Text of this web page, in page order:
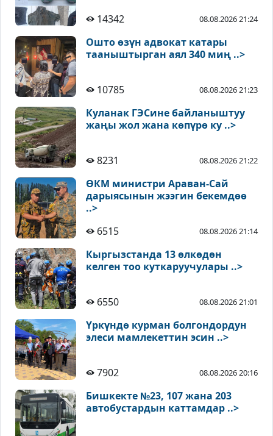
14342 08.08.2026 21:24
Ошто өзүн адвокат катары
тааныштырган аял 340 миң ..>
10785 08.08.2026 21:23
Куланак ГЭСине байланыштуу
жаңы жол жана көпүрө ку ..>
8231 08.08.2026 21:22
ӨКМ министри Араван-Сай
дарыясынын жээгин бекемдөө
..>
6515
08.08.2026 21:14
Кыргызстанда 13 өлкөдөн
келген тоо куткаруучулары ..>
6550 08.08.2026 21:01
Үркүндө курман болгондордун
элеси мамлекеттин эсин ..>
7902 08.08.2026 20:16
Бишкекте №23, 107 жана 203
автобустардын каттамдар ..>